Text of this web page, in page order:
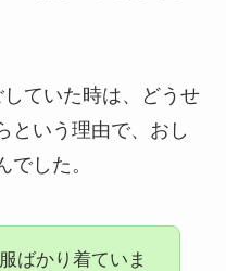
ていた時は、どうせ
という理由で、おし
でした。
ばかり着ていま